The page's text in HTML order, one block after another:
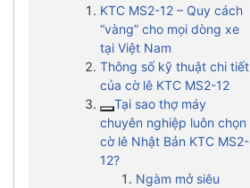
KTC MS2-12 – Quy cách
“vàng” cho mọi dòng xe
tại Việt Nam
Thông số kỹ thuật chi tiết
của cờ lê KTC MS2-12
Tại sao thợ máy
chuyên nghiệp luôn chọn
cờ lê Nhật Bản KTC MS2-
12?
Ngàm mở siêu